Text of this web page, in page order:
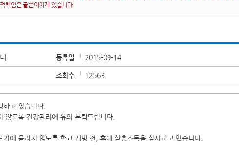
책임은 글쓴이에게 있습니다.
등록일 2015-09-14
조회수 12563
하고 있습니다.
않도록 건강관리에 유의 부탁드립니다.
기에 물리지 않도록 학교 개방 전, 후에 살충소독을 실시하고 있습니다.